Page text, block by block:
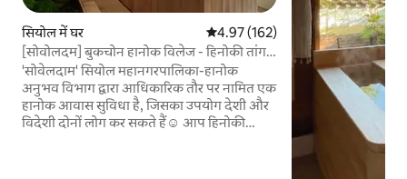
सियोल में घर औसत रेटिंग 5 में से 4.97, 162 समीक्षाएँ
4.97 (162)
[सोवोलदम] बुकचोन हानोक विलेज - हिनोकी तांग
के साथ एक निजी घर में निजी आराम का आनंद लें!
'सोवेलदाम' सियोल महानगरपालिका-हानोक
अनुभव विभाग द्वारा आधिकारिक तौर पर नामित एक
हानोक आवास सुविधा है, जिसका उपयोग देशी और
विदेशी दोनों लोग कर सकते हैं☺️ आप हिनोकी